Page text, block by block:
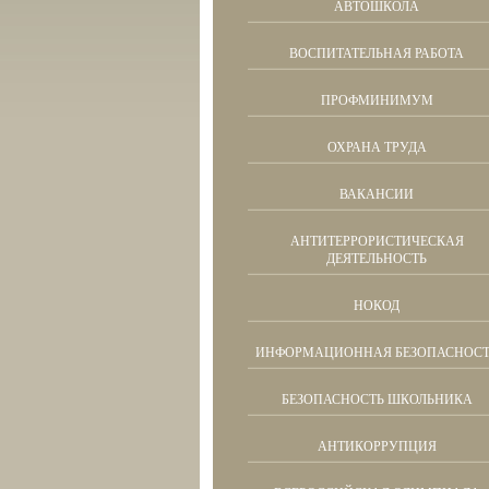
АВТОШКОЛА
ВОСПИТАТЕЛЬНАЯ РАБОТА
ПРОФМИНИМУМ
ОХРАНА ТРУДА
ВАКАНСИИ
АНТИТЕРРОРИСТИЧЕСКАЯ
ДЕЯТЕЛЬНОСТЬ
НОКОД
ИНФОРМАЦИОННАЯ
БЕЗОПАСНОСТЬ ШКОЛЬНИКА
АНТИКОРРУПЦИЯ